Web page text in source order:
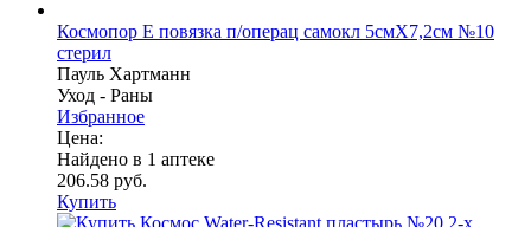
Космопор Е повязка п/операц самокл 5смX7,2см №10
стерил
Пауль Хартманн
Уход - Раны
Избранное
Цена:
Найдено в 1 аптеке
206.58 руб.
Купить